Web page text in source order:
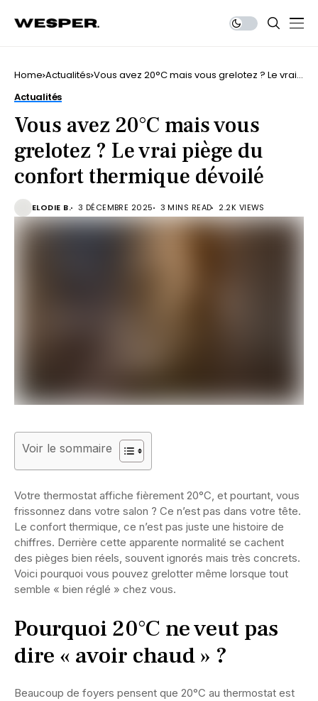
Home Actualités Vous avez 20°C mais vous grelotez ? Le vrai
Actualités
Vous avez 20°C mais vous
grelotez ? Le vrai piège du
confort thermique dévoilé
ELODIE B. 3 DÉCEMBRE 2025 3 MINS READ 2.2K VIEWS
Voir le sommaire
Votre thermostat affiche fièrement 20°C, et pourtant, vous
frissonnez dans votre salon ? Ce n’est pas dans votre tête.
Le confort thermique, ce n’est pas juste une histoire de
chiffres. Derrière cette apparente normalité se cachent
des pièges bien réels, souvent ignorés mais très concrets.
Voici pourquoi vous pouvez grelotter même lorsque tout
semble « bien réglé » chez vous.
Pourquoi 20°C ne veut pas
dire « avoir chaud » ?
Beaucoup de foyers pensent que 20°C au thermostat est